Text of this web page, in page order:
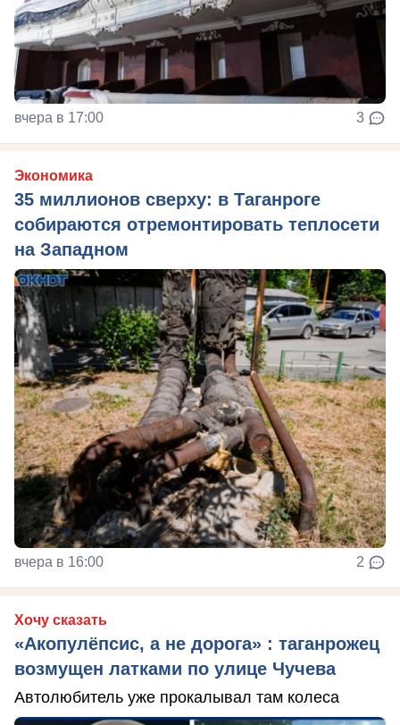
вчера в 17:00 3
Экономика
35 миллионов сверху: в Таганроге
собираются отремонтировать теплосети
на Западном
вчера в 16:00 2
Хочу сказать
«Акопулёпсис, а не дорога» : таганрожец
возмущен латками по улице Чучева
Автолюбитель уже прокалывал там колеса